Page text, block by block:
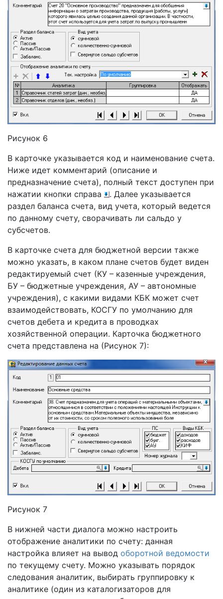
Рисунок 6
В карточке указывается код и наименование счета.
Ниже идет комментарий (описание и
предназначение счета), полный текст доступен при
нажатии кнопки справа
. Далее указывается
раздел баланса счета, вид учета, который ведется
по данному счету, сворачивать ли сальдо у
субсчетов.
В карточке счета для бюджетной версии также
можно указать, в каком плане счетов будет виден
редактируемый счет (КУ – казенные учреждения,
БУ – бюджетные учреждения, АУ – автономные
учреждения), с какими видами КБК может счет
взаимодействовать, КОСГУ по умолчанию для
счетов дебета и кредита в проводках
хозяйственной операции. Карточка бюджетного
счета представлена на (Рисунок 7):
Рисунок 7
В нижней части диалога можно настроить
отображение аналитики по счету: данная
настройка влияет на вывод оборотной ведомости
по текущему счету. Можно указывать порядок
следования аналитик, выбирать группировку к
аналитике (один из каталогизаторов для